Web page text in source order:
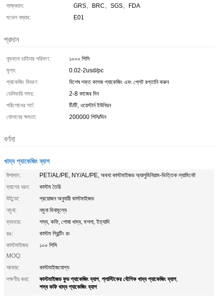
সাক্ষ্যদান:
GRS、BRC、SGS、FDA
মডেল নম্বার:
E01
প্রদান
ন্যূনতম চাহিদার পরিমাণ:
১০০০ পিসি
মূল্য:
0.02-2usd/pc
প্যাকেজিং বিবরণ:
বিশেষ শক্ত কাগজ প্যাকেজিং এবং প্লেট রপ্তানি করুন
ডেলিভারি সময়:
2-8 কাজের দিন
পরিশোধের শর্ত:
টি/টি, ওয়েস্টার্ন ইউনিয়ন
যোগানের ক্ষমতা:
200000 পিসি/দিন
বর্ণনা
খাদ্য প্যাকেজিং ব্যাগ
উপাদান:
PET/AL/PE, NY/AL/PE, অথবা কাস্টমাইজড অ্যালুমিনিয়াম-ভিত্তিক ল্যামিনেট
ব্যাগের ধরন:
কাস্টম তৈরি
উইন্ডো:
প্রয়োজন অনুযায়ী কাস্টমাইজড
নমুনা:
নমুনা বিনামূল্যে
ব্যবহার:
শস্য, কফি, পোষা খাদ্য, মশলা, ইত্যাদি
রঙ:
কাস্টম প্রিন্টিং রং
কাস্টমাইজড
MOQ:
১০০ পিসি
আকার:
কাস্টমাইজযোগ্য
লক্ষণীয় করা:
কাস্টমাইজড ফুড প্যাকেজিং ব্যাগ, প্লাস্টিকের যৌগিক খাদ্য প্যাকেজিং ব্যাগ,
শস্য কফি খাদ্য প্যাকেজিং ব্যাগ